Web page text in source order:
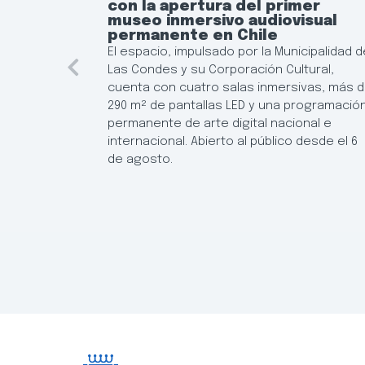
con la apertura del primer
museo inmersivo audiovisual
permanente en Chile
El espacio, impulsado por la Municipalidad
Las Condes y su Corporación Cultural,
cuenta con cuatro salas inmersivas, más
290 m² de pantallas LED y una
permanente de arte digital nacional e
internacional. Abierto al público desde el 6
de agosto.